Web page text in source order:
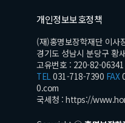
개인정보보호정책
(재)홍명보장학재단 이사
경기도 성남시 분당구 황
고유번호 : 220-82-06341
TEL031-718-7390 FAX
0.com
국세청 : https://